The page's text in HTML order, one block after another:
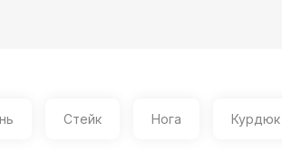
Стейк Нога Курдюк